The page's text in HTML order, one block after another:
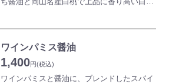
単、きれいに仕上がります。
素材の風味を損なわずおいしさを引き出す濃
縮した白桃白だしです。お好みの濃さでお使
い下さい。
ワインパミス醤油
1,400円(税込)
ワインパミスと醤油に、ブレンドしたスパイ